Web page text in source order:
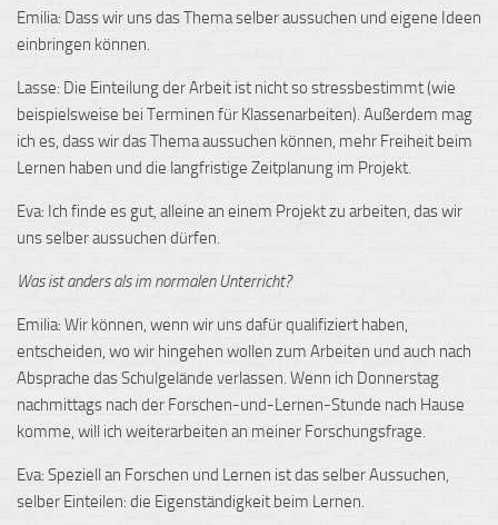
Emilia: Dass wir uns das Thema selber aussuchen und eigene Ideen
einbringen können.
Lasse: Die Einteilung der Arbeit ist nicht so stressbestimmt (wie
beispielsweise bei Terminen für Klassenarbeiten). Außerdem mag
ich es, dass wir das Thema aussuchen können, mehr Freiheit beim
Lernen haben und die langfristige Zeitplanung im Projekt.
Eva: Ich finde es gut, alleine an einem Projekt zu arbeiten, das wir
uns selber aussuchen dürfen.
Was ist anders als im normalen Unterricht?
Emilia: Wir können, wenn wir uns dafür qualifiziert haben,
entscheiden, wo wir hingehen wollen zum Arbeiten und auch nach
Absprache das Schulgelände verlassen. Wenn ich Donnerstag
nachmittags nach der Forschen-und-Lernen-Stunde nach Hause
komme, will ich weiterarbeiten an meiner Forschungsfrage.
Eva: Speziell an Forschen und Lernen ist das selber Aussuchen,
selber Einteilen: die Eigenständigkeit beim Lernen.